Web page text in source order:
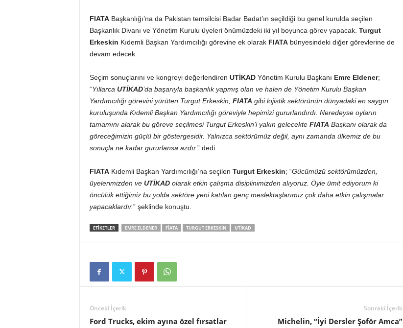
FIATABaşkanlığı’na da Pakistan temsilcisi Badar Badat’ın seçildiği bu genel kurulda seçilen
Başkanlık Divanı ve Yönetim Kurulu üyeleri önümüzdeki iki yıl boyunca görev yapacak. Turgut
Erkeskin Kıdemli Başkan Yardımcılığı görevine ek olarak FIATAbünyesindeki diğer görevlerine de
devam edecek.
Seçim sonuçlarını ve kongreyi değerlendiren UTİKADYönetim Kurulu Başkanı Emre Eldener;
“Yıllarca UTİKAD’da başarıyla başkanlık yapmış olan ve halen de Yönetim Kurulu Başkan
Yardımcılığı görevini yürüten Turgut Erkeskin, FIATA gibi lojistik sektörünün dünyadaki en saygın
kuruluşunda Kıdemli Başkan Yardımcılığı göreviyle hepimizi gururlandırdı. Neredeyse oyların
tamamını alarak bu göreve seçilmesi Turgut Erkeskin’i yakın gelecekte FIATA Başkanı olarak da
göreceğimizin güçlü bir göstergesidir. Yalnızca sektörümüz değil, aynı zamanda ülkemiz de bu
sonuçla ne kadar gururlansa azdır.” dedi.
FIATAKıdemli Başkan Yardımcılığı’na seçilen Turgut Erkeskin; “Gücümüzü sektörümüzden,
üyelerimizden ve UTİKADolarak etkin çalışma disiplinimizden alıyoruz. Öyle ümit ediyorum ki
öncülük ettiğimiz bu yolda sektöre yeni katılan genç meslektaşlarımız çok daha etkin çalışmalar
yapacaklardır.” şeklinde konuştu.
ETIKETLER EMRE ELDENER FIATA TURGUT ERKESKIN UTIKAD
Önceki İçerik
Ford Trucks, ekim ayına özel fırsatlar
Sonraki İçerik
Michelin, “İyi Dersler Şoför Amca”